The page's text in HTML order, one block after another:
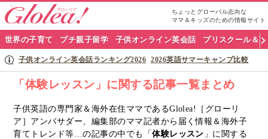
ちょっとグローバル志向な
ママ＆キッズのための情報サイト
グ
ロ
リ
ア
世界の子育て プチ親子留学 子供オンライン英会話 プリスクール＆
子供オンライン英会話ランキング2026 2026英語サマーキャンプ比較
「体験レッスン」に関する記事一覧まとめ
子供英語の専門家＆海外在住ママであるGlolea!［グローリ
ア］アンバサダー、編集部のママ記者から届く情報＆海外子
育てトレンド等…の記事の中でも「体験レッスン 」に関する